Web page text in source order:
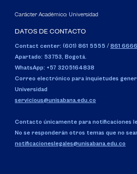
Carácter Académico: Universidad
DATOS DE CONTACTO
Contact center: (601) 861 5555 / 861 6666
Apartado: 53753, Bogotá.
WhatsApp: +57 3205164838
Correo electrónico para inquietudes
Universidad
servicious@unisabana.edu.co
Contacto únicamente para notificaciones
No se responderán otros temas que no
notificacioneslegales@unisabana.edu.co